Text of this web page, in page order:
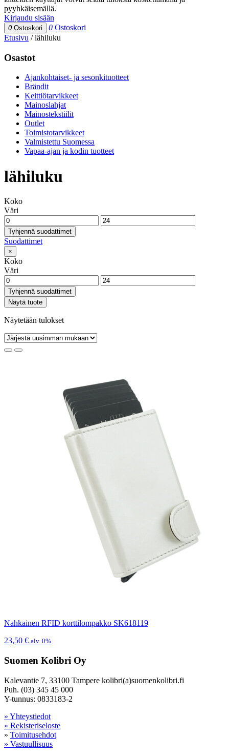
pyyhkäisemällä.
Kirjaudu sisään
0 Ostoskori 0 Ostoskori
Etusivu /lähiluku
Osastot
Ajankohtaiset- ja sesonkituotteet
Brändit
Keittiötarvikkeet
Mainoslahjat
Mainostekstiilit
Outlet
Toimistotarvikkeet
Valmistettu Suomessa
Vapaa-ajan ja kodin tuotteet
lähiluku
Koko
Väri
Tyhjennä suodattimet
Suodattimet
×
Koko
Väri
Tyhjennä suodattimet
Näytä tuote
Näytetään tulokset
Nahkainen RFID korttilompakko SK618119
23,50 € alv. 0%
Suomen Kolibri Oy
Kalevantie 7, 33100 Tampere kolibri(a)suomenkolibri.fi
Puh. (03) 345 45 000
Y-tunnus: 0833183-2
» Yhteystiedot
» Rekisteriseloste
» Toimitusehdot
» Vastuullisuus